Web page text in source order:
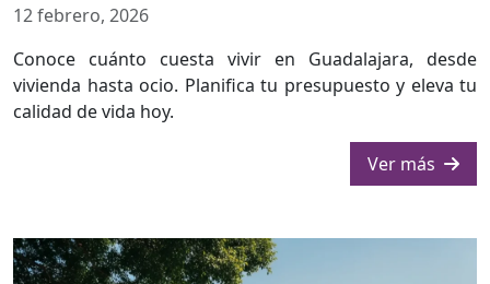
12 febrero, 2026
Conoce cuánto cuesta vivir en Guadalajara, desde
vivienda hasta ocio. Planifica tu presupuesto y eleva tu
calidad de vida hoy.
Ver más